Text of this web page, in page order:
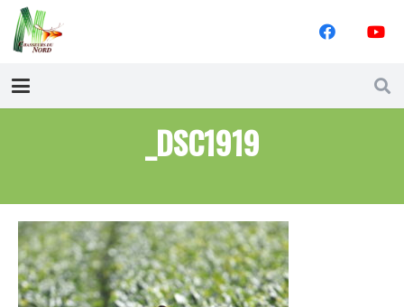
_DSC1919